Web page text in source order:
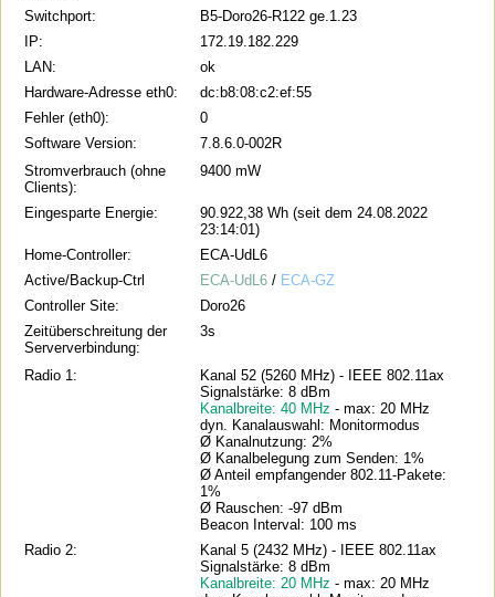
Switchport:
B5-Doro26-R122 ge.1.23
IP:
172.19.182.229
LAN:
ok
Hardware-Adresse eth0:
dc:b8:08:c2:ef:55
Fehler (eth0):
0
Software Version:
7.8.6.0-002R
Stromverbrauch (ohne
Clients):
9400 mW
Eingesparte Energie:
90.922,38 Wh (seit dem 24.08.2022
23:14:01)
Home-Controller:
ECA-UdL6
Active/Backup-Ctrl
ECA-UdL6 / ECA-GZ
Controller Site:
Doro26
Zeitüberschreitung der
Serververbindung:
3s
Radio 1:
Kanal 52 (5260 MHz) - IEEE 802.11ax
Signalstärke: 8 dBm
Kanalbreite: 40 MHz- max: 20 MHz
dyn. Kanalauswahl: Monitormodus
Ø Kanalnutzung: 2%
Ø Kanalbelegung zum Senden: 1%
Ø Anteil empfangender 802.11-Pakete:
1%
Ø Rauschen: -97 dBm
Beacon Interval: 100 ms
Radio 2:
Kanal 5 (2432 MHz) - IEEE 802.11ax
Signalstärke: 8 dBm
Kanalbreite: 20 MHz- max: 20 MHz